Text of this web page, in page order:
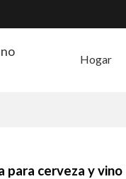
Hogar
para cerveza y vino